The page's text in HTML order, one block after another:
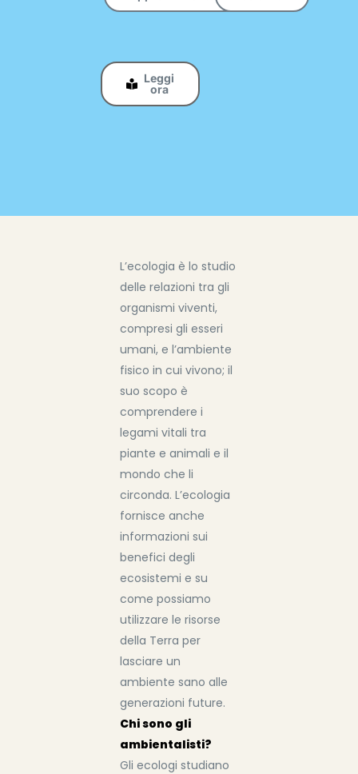
Leggi
ora
L’ecologia è lo studio
delle relazioni tra gli
organismi viventi,
compresi gli esseri
umani, e l’ambiente
fisico in cui vivono; il
suo scopo è
comprendere i
legami vitali tra
piante e animali e il
mondo che li
circonda. L’ecologia
fornisce anche
informazioni sui
benefici degli
ecosistemi e su
come possiamo
utilizzare le risorse
della Terra per
lasciare un
ambiente sano alle
generazioni future.
Chi sono gli
ambientalisti?
Gli ecologi studiano